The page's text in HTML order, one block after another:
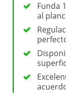
Funda
al